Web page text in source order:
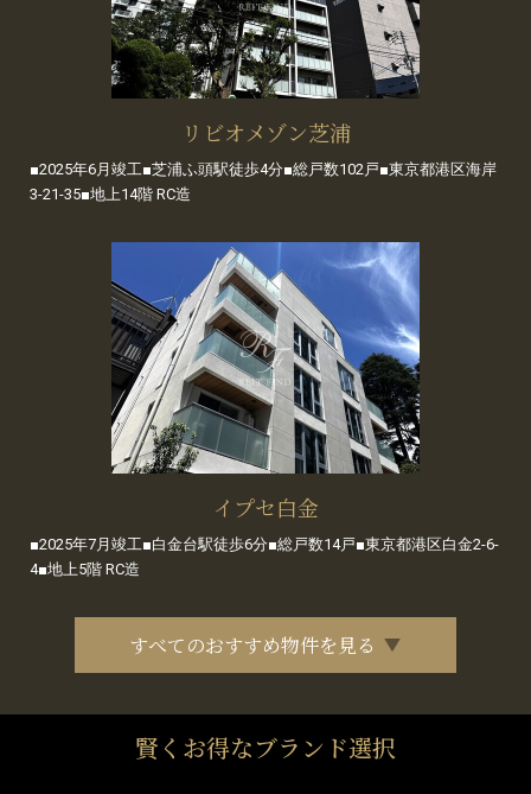
リビオメゾン芝浦
■2025年6月竣工■芝浦ふ頭駅徒歩4分■総戸数102戸■東京都港区海岸
3-21-35■地上14階 RC造
イプセ白金
■2025年7月竣工■白金台駅徒歩6分■総戸数14戸■東京都港区白金2-6-
4■地上5階 RC造
すべてのおすすめ物件を見る
賢くお得なブランド選択